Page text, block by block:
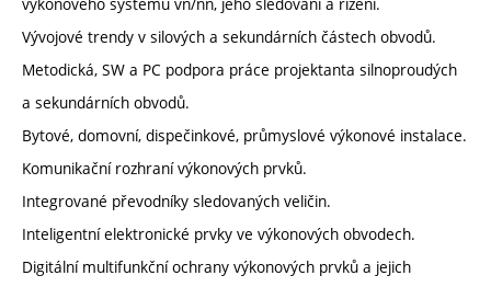
Vývojové trendy v silových a sekundárních částech obvodů.
Metodická, SW a PC podpora práce projektanta silnoproudých
a sekundárních obvodů.
Bytové, domovní, dispečinkové, průmyslové výkonové instalace.
Komunikační rozhraní výkonových prvků.
Integrované převodníky sledovaných veličin.
Inteligentní elektronické prvky ve výkonových obvodech.
Digitální multifunkční ochrany výkonových prvků a jejich